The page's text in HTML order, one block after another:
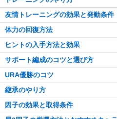
友情トレーニングの効果と発動条件
体力の回復方法
ヒントの入手方法と効果
サポート編成のコツと選び方
URA優勝のコツ
継承のやり方
因子の効果と取得条件